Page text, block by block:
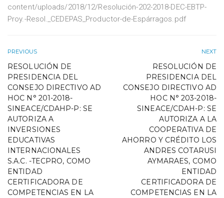
content/uploads/2018/12/Resolución-202-2018-DEC-EBTP-
Proy.-Resol._CEDEPAS_Productor-de-Espárragos.pdf
PREVIOUS
RESOLUCIÓN DE
PRESIDENCIA DEL
CONSEJO DIRECTIVO AD
HOC N° 201-2018-
SINEACE/CDAHP-P: SE
AUTORIZA A
INVERSIONES
EDUCATIVAS
INTERNACIONALES
S.A.C. -TECPRO, COMO
ENTIDAD
CERTIFICADORA DE
COMPETENCIAS EN LA
NEXT
RESOLUCIÓN DE
PRESIDENCIA DEL
CONSEJO DIRECTIVO AD
HOC N° 203-2018-
SINEACE/CDAH-P: SE
AUTORIZA A LA
COOPERATIVA DE
AHORRO Y CRÉDITO LOS
ANDRES COTARUSI
AYMARAES, COMO
ENTIDAD
CERTIFICADORA DE
COMPETENCIAS EN LA